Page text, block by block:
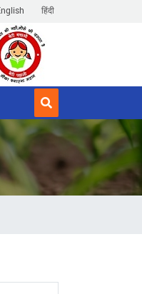
हिंदी